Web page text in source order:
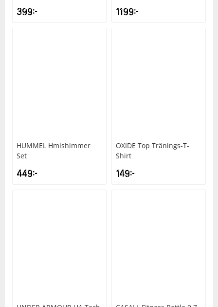
399kr 1199kr
HUMMEL Hmlshimmer
Set
449kr
OXIDE Top Tränings-T-
Shirt
149kr